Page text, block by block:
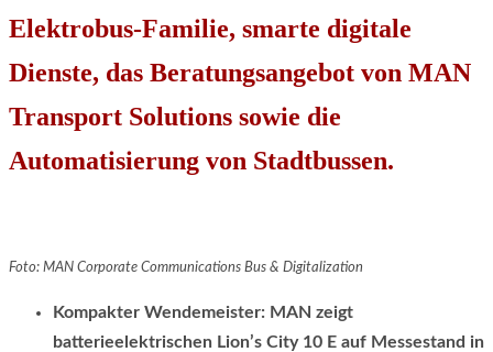
Elektrobus-Familie, smarte digitale
Dienste, das Beratungsangebot von MAN
Transport Solutions sowie die
Automatisierung von Stadtbussen.
Foto: MAN Corporate Communications Bus & Digitalization
Kompakter Wendemeister: MAN zeigt
batterieelektrischen Lion’s City 10 E auf Messestand in